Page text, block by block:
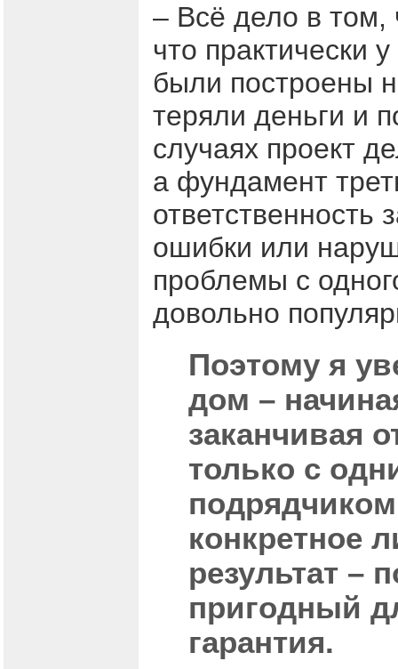
– Всё дело в том,
что практически
были построены
теряли деньги и
случаях проект
а фундамент
ответственность
ошибки или
проблемы с
довольно
Поэтому я
дом –
заканчивая
только с
конкретное
результат –
пригодный
гарантия.